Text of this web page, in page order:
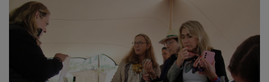
próximos días para agrupar al mayor número de
profesionales en la provincia.
PUBLICIDAD